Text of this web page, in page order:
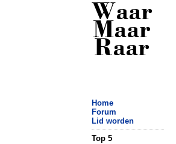
Waar
Maar
Raar
Home
Forum
Lid worden
Top 5